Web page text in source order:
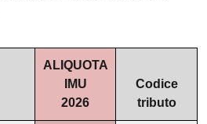
ALIQUOTA
IMU
2026
Codice
tributo